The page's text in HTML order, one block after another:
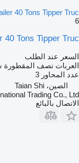
40 Tons Tipper Truc
6
40 Tons Tipper Truc
السعر عند الطلب
العربات نصف المقطورة
عدد المحاور 3
الصين، Taian Shi
Trading Co., Ltd.
الاتصال بالبائع